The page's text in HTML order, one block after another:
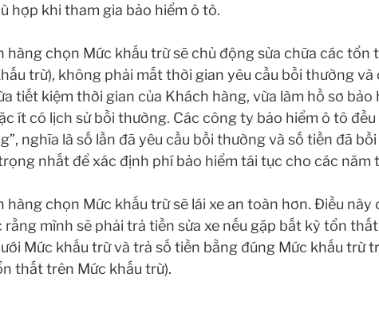
hợp khi tham gia bảo hiểm ô tô.
hàng chọn Mức khấu trừ sẽ chủ động sửa chữa các
trừ), không phải mất thời gian yêu cầu bồi thường
tiết kiệm thời gian của Khách hàng, vừa làm hồ sơ bảo
ít có lịch sử bồi thường. Các công ty bảo hiểm ô tô đều
nghĩa là số lần đã yêu cầu bồi thường và số tiền đã
nhất để xác định phí bảo hiểm tái tục cho các năm
hàng chọn Mức khấu trừ sẽ lái xe an toàn hơn. Điều
rằng mình sẽ phải trả tiền sửa xe nếu gặp bất kỳ tổn
Mức khấu trừ và trả số tiền bằng đúng Mức khấu trừ
thất trên Mức khấu trừ).